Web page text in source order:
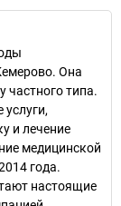
Она
частного типа.
и лечение
медицинской
года.
настоящие